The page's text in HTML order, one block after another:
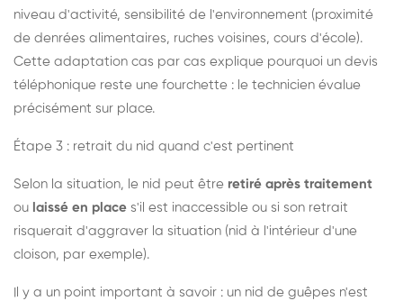
niveau d'activité, sensibilité de l'environnement (proximité
de denrées alimentaires, ruches voisines, cours d'école).
Cette adaptation cas par cas explique pourquoi un devis
téléphonique reste une fourchette : le technicien évalue
précisément sur place.
Étape 3 : retrait du nid quand c'est pertinent
Selon la situation, le nid peut être retiré après traitement
ou laissé en place s'il est inaccessible ou si son retrait
risquerait d'aggraver la situation (nid à l'intérieur d'une
cloison, par exemple).
Il y a un point important à savoir : un nid de guêpes n'est